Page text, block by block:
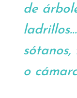
de
sótanos,
o